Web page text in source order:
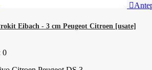

Eibach - 3 cm Peugeot Citroen [usate]
0